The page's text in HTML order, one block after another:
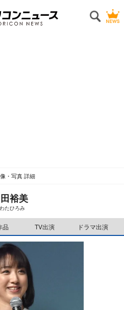
・写真 詳細
裕美
たひろみ
品 TV出演 ドラマ出演